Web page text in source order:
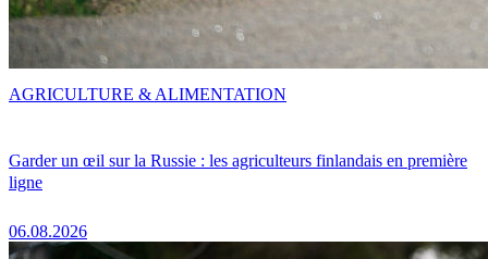
Garder un œil sur la Russie : les agriculteurs finlandais en première
ligne
06.08.2026
AGRICULTURE & ALIMENTATION